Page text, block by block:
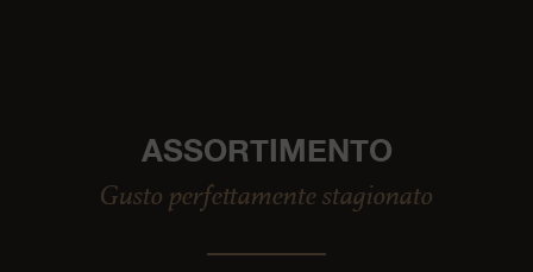
ASSORTIMENTO
Gusto perfettamente stagionato